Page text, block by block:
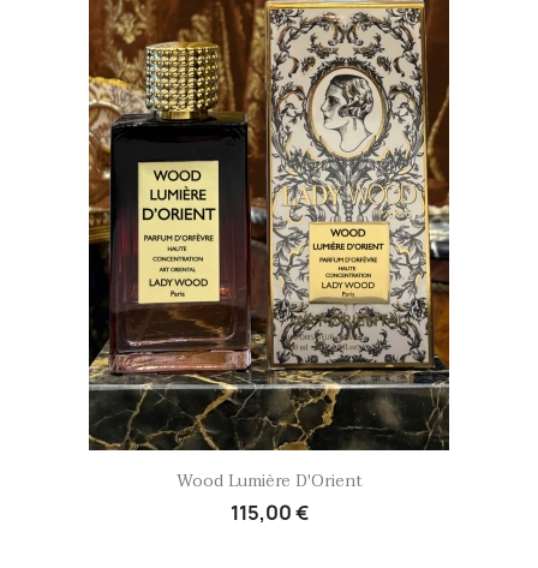
Aperçu rapide
Wood Lumière D'Orient
115,00 €